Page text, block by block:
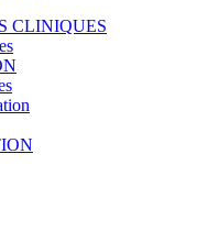
CLINIQUES